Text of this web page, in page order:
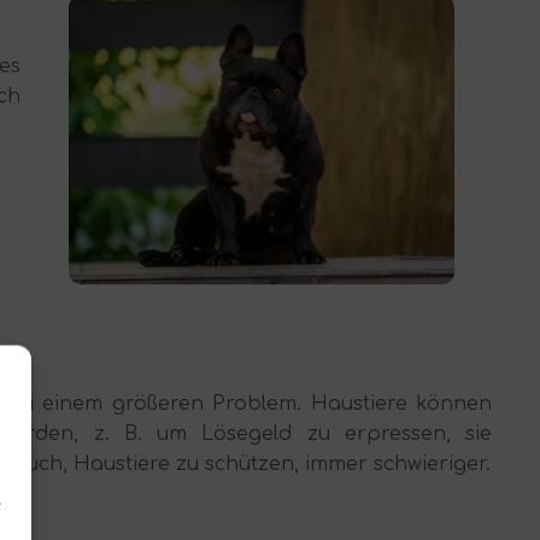
einem größeren Problem. Haustiere können
z. B. um Lösegeld zu erpressen, sie
Haustiere zu schützen, immer schwieriger.